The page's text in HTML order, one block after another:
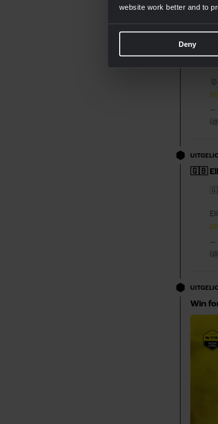
website work better and to
Deny
17:30
🥇
—
🇬🇧
—
Win